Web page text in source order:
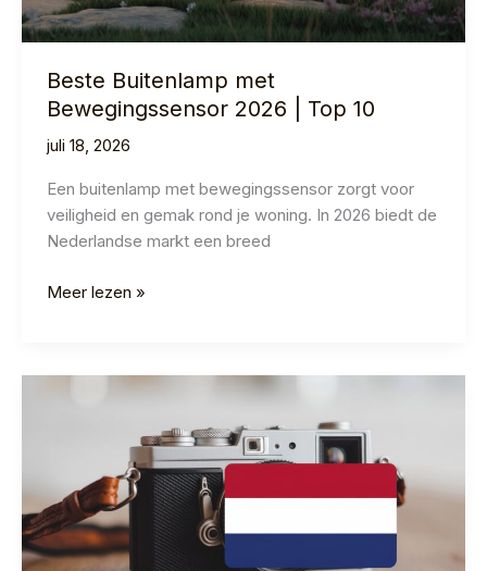
Beste Buitenlamp met
Bewegingssensor 2026 | Top 10
juli 18, 2026
Een buitenlamp met bewegingssensor zorgt voor
veiligheid en gemak rond je woning. In 2026 biedt de
Nederlandse markt een breed
Beste
Meer lezen »